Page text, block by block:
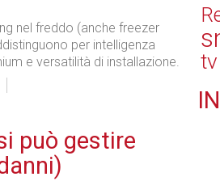
nel freddo (anche freezer
per intelligenza
e versatilità di installazione.
può gestire
tv
IN